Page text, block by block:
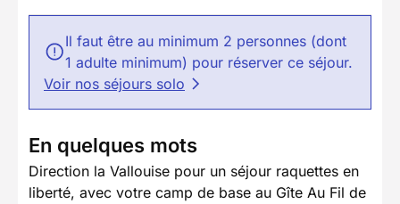
Il faut être au minimum 2 personnes (dont
1 adulte minimum) pour réserver ce séjour.
Voir nos séjours solo
En quelques mots
Direction la Vallouise pour un séjour raquettes en
liberté, avec votre camp de base au Gîte Au Fil de